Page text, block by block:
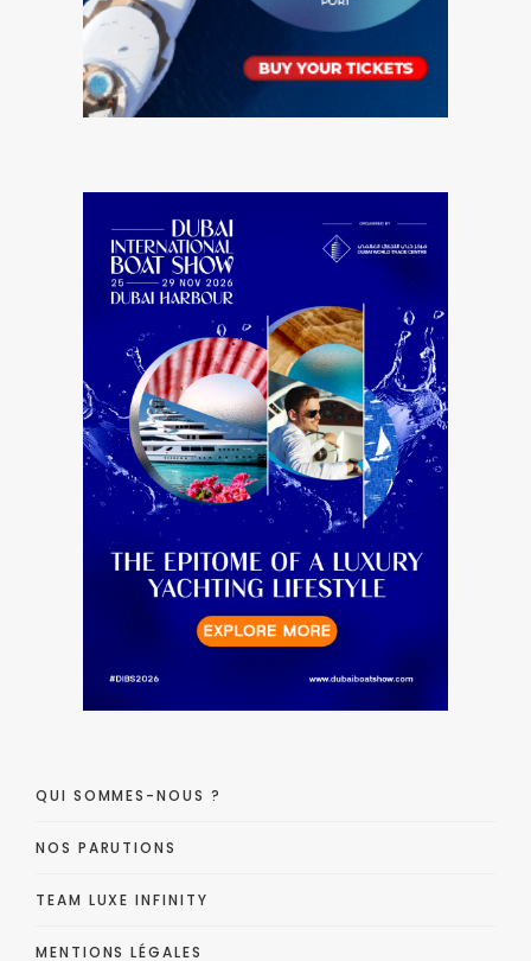
QUI SOMMES-NOUS ?
NOS PARUTIONS
TEAM LUXE INFINITY
MENTIONS LÉGALES